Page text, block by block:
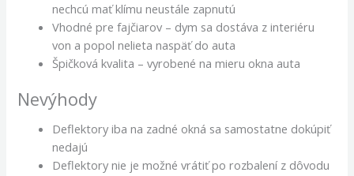
nechcú mať klímu neustále zapnutú
Vhodné pre fajčiarov – dym sa dostáva z interiéru
von a popol nelieta naspäť do auta
Špičková kvalita – vyrobené na mieru okna auta
Nevýhody
Deflektory iba na zadné okná sa samostatne dokúpiť
nedajú
Deflektory nie je možné vrátiť po rozbalení z dôvodu